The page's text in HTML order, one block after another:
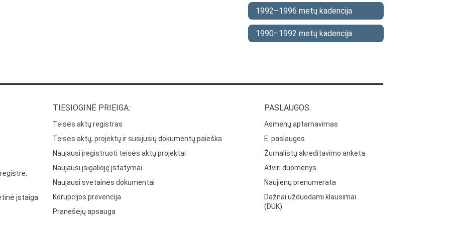
1992–1996 metų kadencija
1990–1992 metų kadencija
įstaiga
TIESIOGINĖ PRIEIGA:
Teisės aktų registras
Teisės aktų, projektų ir susijusių dokumentų paieška
Naujausi įregistruoti teisės aktų projektai
Naujausi įsigalioję įstatymai
Naujausi svetainės dokumentai
Korupcijos prevencija
Pranešėjų apsauga
PASLAUGOS:
Asmenų aptarnavimas
E. paslaugos
Žurnalistų akreditavimo anketa
Atviri duomenys
Naujienų prenumerata
Dažnai užduodami klausimai
(DUK)